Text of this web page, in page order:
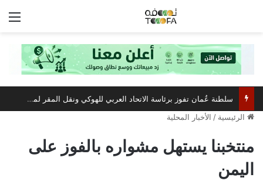
سلطنة عُمان تفوز برئاسة الاتحاد العربي للهوكي ونقل المقر لمسقط
الرئيسية / الأخبار المحلية
منتخبنا يستهل مشواره بالفوز على
اليمن